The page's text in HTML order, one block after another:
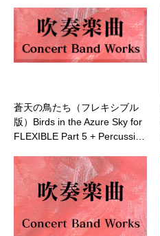
蒼天の鳥たち（フレキシブル
版）Birds in the Azure Sky for
FLEXIBLE Part 5 + Percussi…